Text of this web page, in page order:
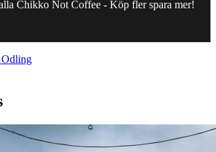
Chikko Not Coffee - Köp fler spara mer!